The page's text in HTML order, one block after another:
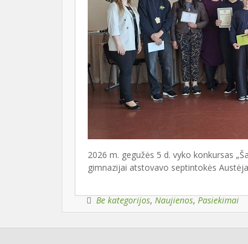
2026 m. gegužės 5 d. vyko konkursas
gimnazijai atstovavo septintokės
Be kategorijos, Naujienos, Pasiekimai